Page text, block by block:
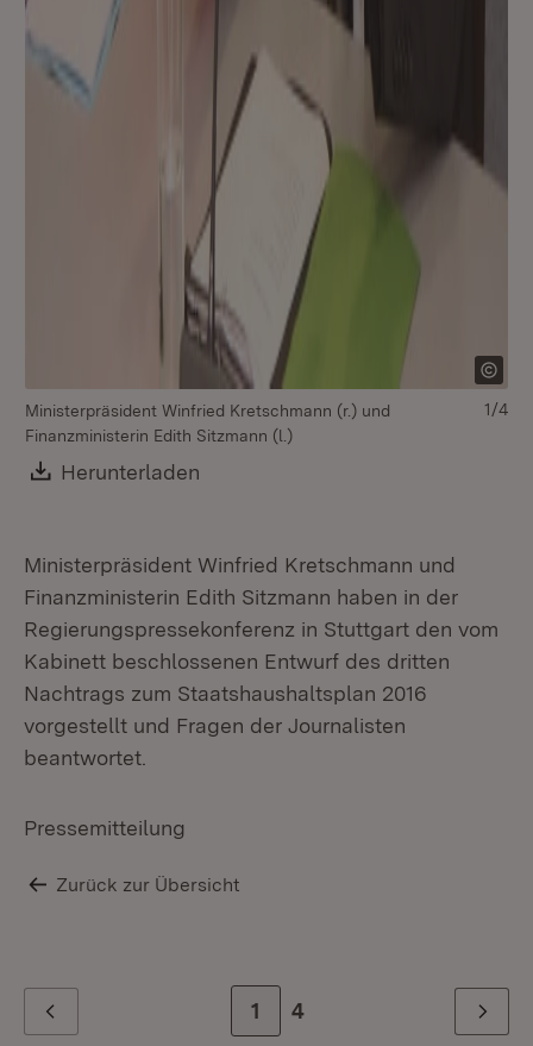
Ministerpräsident Winfried Kretschmann (r.) und
Finanzministerin Edith Sitzmann (l.)
Download:
Herunterladen
1/4
Ministerpräsident Winfried Kretschmann und
Finanzministerin Edith Sitzmann haben in der
Regierungspressekonferenz in Stuttgart den vom
Kabinett beschlossenen Entwurf des dritten
Nachtrags zum Staatshaushaltsplan 2016
vorgestellt und Fragen der Journalisten
beantwortet.
Pressemitteilung
Zurück zur Übersicht
Zur Seite
1 Zur letzten Seite
4 Weiter